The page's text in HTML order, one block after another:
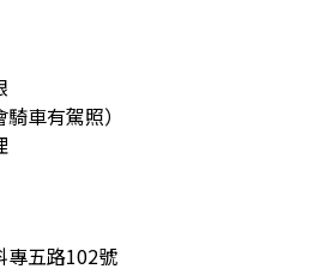
車有駕照）
專五路102號